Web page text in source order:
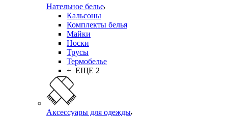
Нательное белье
Кальсоны
Комплекты белья
Майки
Носки
Трусы
Термобелье
+ ЕЩЕ 2
Аксессуары для одежды